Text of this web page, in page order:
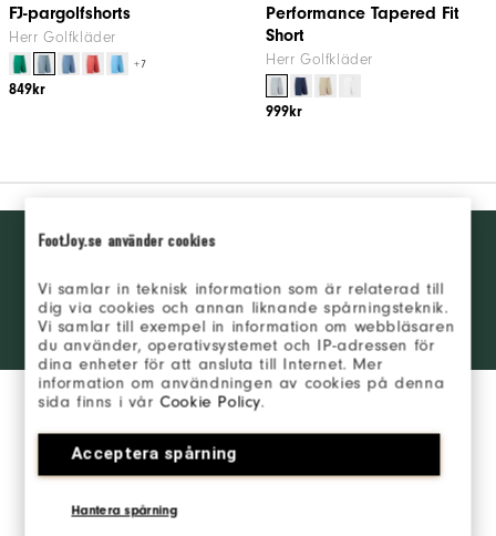
FootJoy.se använder cookies
Vi samlar in teknisk information som är relaterad till
dig via cookies och annan liknande spårningsteknik.
Vi samlar till exempel in information om webbläsaren
du använder, operativsystemet och IP-adressen för
dina enheter för att ansluta till Internet. Mer
information om användningen av cookies på denna
sida finns i vårCookie Policy.
Acceptera spårning
Hantera spårning
FJ-pargolfshorts
Herr Golfkläder
+7
849kr
Performance Tapered Fit
Short
Herr Golfkläder
999kr
Want behind
access and
exclusive
products?
Learn More
LOGGA IN
Anmäl dig till vårt nyhetsbrev och håll dig